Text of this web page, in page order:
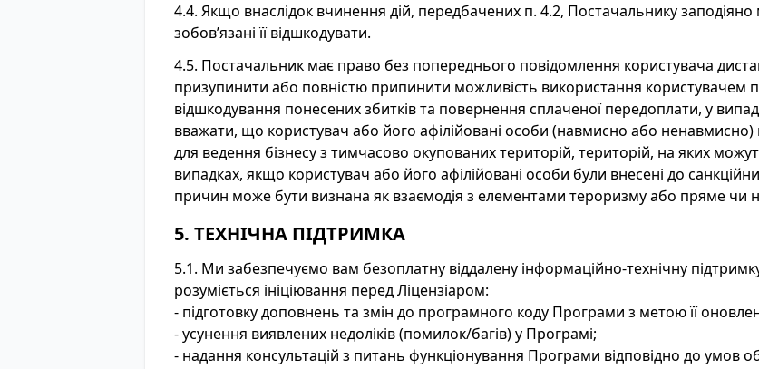
4.4. Якщо внаслідок вчинення дій, передбачених п. 4.2, Постачальнику
зобов’язані її відшкодувати.
4.5. Постачальник має право без попереднього повідомлення користувача
призупинити або повністю припинити можливість використання користувачем
відшкодування понесених збитків та повернення сплаченої передоплати, у
вважати, що користувач або його афілійовані особи (навмисно або
для ведення бізнесу з тимчасово окупованих територій, територій, на яких
випадках, якщо користувач або його афілійовані особи були внесені до
причин може бути визнана як взаємодія з елементами тероризму або пряме чи
5. ТЕХНІЧНА ПІДТРИМКА
5.1. Ми забезпечуємо вам безоплатну віддалену інформаційно-технічну
розуміється ініціювання перед Ліцензіаром:
- підготовку доповнень та змін до програмного коду Програми з метою її
- усунення виявлених недоліків (помилок/багів) у Програмі;
- надання консультацій з питань функціонування Програми відповідно до умов